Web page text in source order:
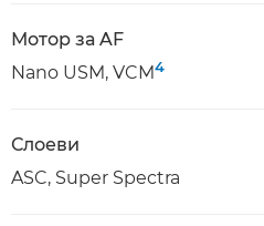
Мотор за AF
Nano USM, VCM4
Слоеви
ASC, Super Spectra